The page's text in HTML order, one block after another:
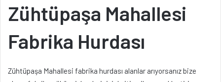
Zühtüpaşa Mahallesi
Fabrika Hurdası
Zühtüpaşa Mahallesi fabrika hurdası alanlar arıyorsanız bize